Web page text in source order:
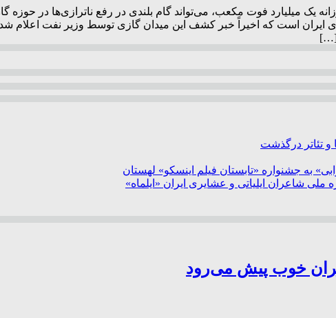
یک میلیارد فوت مکعب، می‌تواند گام بلندی در رفع ناترازی‌ها در
ایران است که اخیراً خبر کشف این میدان گازی توسط وزیر نفت اعلام
[…]
و تئاتر درگذشت
به جشنواره «تابستان فیلم اینسکو» لهستان
شاعران ایلیاتی و عشایری ایران «ایلماه»
خوب پیش می‌رود